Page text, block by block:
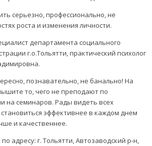
серьезно, профессионально, не
роста и изменения личности.
департамента социального
г.о.Тольятти, практический психолог
познавательно, не банально! На
то, чего не преподают по
на семинаров. Рады видеть всех
эффективнее в каждом днем
и качественнее.
адресу: г. Тольятти, Автозаводский р-н,